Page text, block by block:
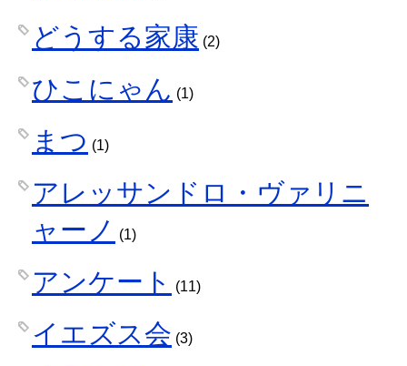
どうする家康 (2)
ひこにゃん (1)
まつ (1)
アレッサンドロ・ヴァリニ
ャーノ
(1)
アンケート (11)
イエズス会 (3)